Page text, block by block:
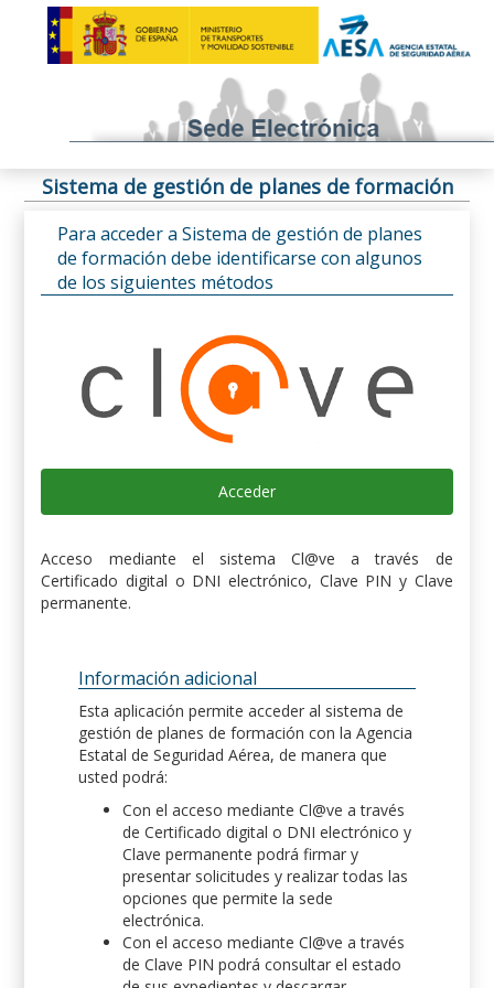
Sistema de gestión de planes de formación
Para acceder a Sistema de gestión de planes
de formación debe identificarse con algunos
de los siguientes métodos
Acceder
Acceso mediante el sistema Cl@ve a través de
Certificado digital o DNI electrónico, Clave PIN y Clave
permanente.
Información adicional
Esta aplicación permite acceder al sistema de
gestión de planes de formación con la Agencia
Estatal de Seguridad Aérea, de manera que
usted podrá:
Con el acceso mediante Cl@ve a través
de Certificado digital o DNI electrónico y
Clave permanente podrá firmar y
presentar solicitudes y realizar todas las
opciones que permite la sede
electrónica.
Con el acceso mediante Cl@ve a través
de Clave PIN podrá consultar el estado